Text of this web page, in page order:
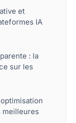
et
IA
: la
sur les
meilleures